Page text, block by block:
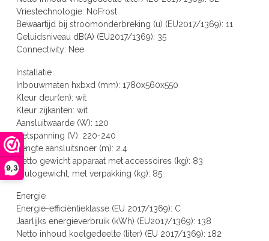
9,3
Vriestechnologie: NoFrost
Bewaartijd bij stroomonderbreking (u) (EU2017/1369): 11
Geluidsniveau dB(A) (EU2017/1369): 35
Connectivity: Nee
Installatie
Inbouwmaten hxbxd (mm): 1780x560x550
Kleur deur(en): wit
Kleur zijkanten: wit
Aansluitwaarde (W): 120
Netspanning (V): 220-240
Lengte aansluitsnoer (m): 2.4
Netto gewicht apparaat met accessoires (kg): 83
Brutogewicht, met verpakking (kg): 85
Energie
Energie-efficiëntieklasse (EU 2017/1369): C
Jaarlijks energieverbruik (kWh) (EU2017/1369): 138
Netto inhoud koelgedeelte (liter) (EU 2017/1369): 182